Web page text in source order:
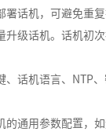
署话机，可避免重复
升级话机。话机初
、话机语言、NTP
的通用参数配置，